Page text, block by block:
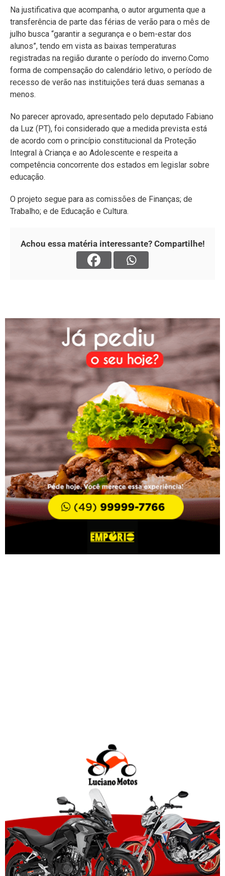
Na justificativa que acompanha, o autor argumenta que a
transferência de parte das férias de verão para o mês de
julho busca “garantir a segurança e o bem-estar dos
alunos”, tendo em vista as baixas temperaturas
registradas na região durante o período do inverno.Como
forma de compensação do calendário letivo, o período de
recesso de verão nas instituições terá duas semanas a
menos.
No parecer aprovado, apresentado pelo deputado Fabiano
da Luz (PT), foi considerado que a medida prevista está
de acordo com o princípio constitucional da Proteção
Integral à Criança e ao Adolescente e respeita a
competência concorrente dos estados em legislar sobre
educação.
O projeto segue para as comissões de Finanças; de
Trabalho; e de Educação e Cultura.
Achou essa matéria interessante? Compartilhe!